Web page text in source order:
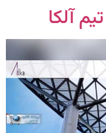
آلکا